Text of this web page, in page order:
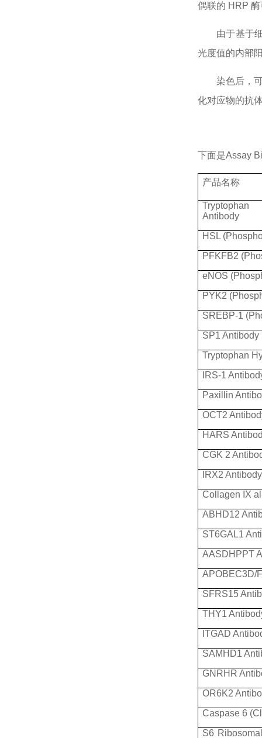
偶联的 HRP
由于基于
光度值的内部
染色后，
化对应物的抗
下面是Assay
产品名称
Tryptophan
Antibody
HSL
PFKFB2
eNOS
PYK2
SREBP-1
SP1 Antibody
Tryptophan
IRS-1
Paxillin
OCT2
HARS
CGK 2
IRX2 Antibody
Collagen IX
ABHD12
ST6GAL1
AASDHPPT
APOBEC3D/
SFRS15
THY1
ITGAD
SAMHD1
GNRHR
OR6K2
Caspase 6
S6